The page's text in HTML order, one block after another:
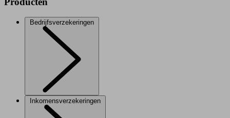
Bedrijfsverzekeringen
Inkomensverzekeringen